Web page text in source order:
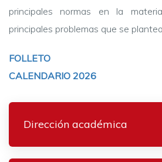
principales normas en la
principales problemas que se
FOLLETO
CALENDARIO 2026
Dirección académica